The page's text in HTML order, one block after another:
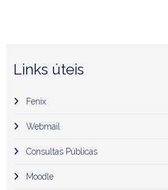
Links úteis
Fenix
Webmail
Consultas Públicas
Moodle